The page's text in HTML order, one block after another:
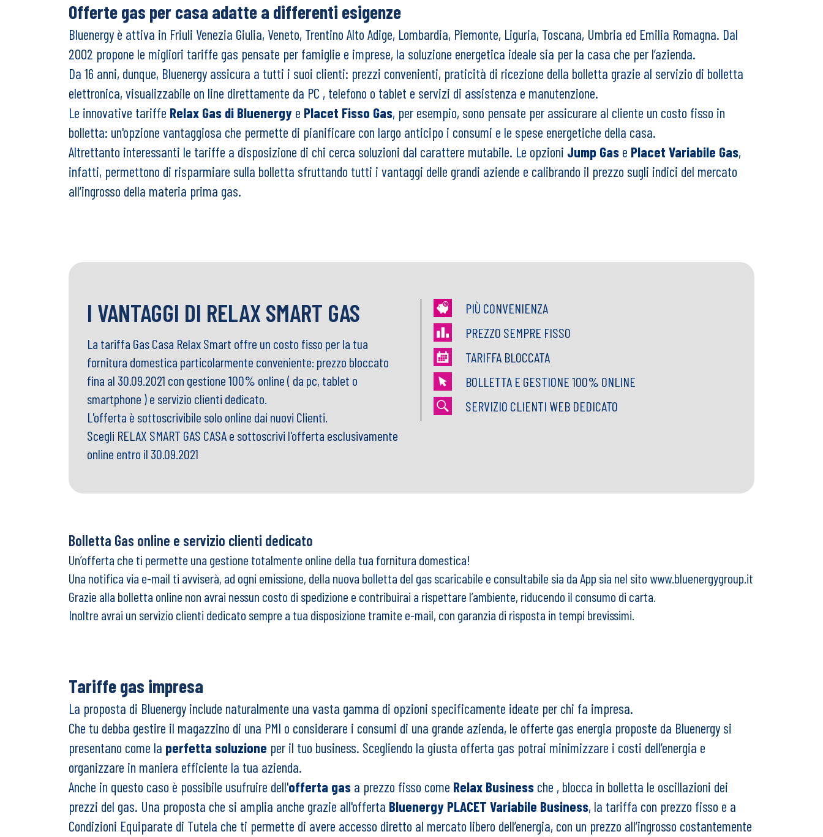
Offerte gas per casa adatte a differenti esigenze
Bluenergy è attiva in Friuli Venezia Giulia, Veneto, Trentino Alto Adige, Lombardia, Piemonte, Liguria, Toscana, Umbria ed Emilia Romagna. Dal
2002 propone le migliori tariffe gas pensate per famiglie e imprese, la soluzione energetica ideale sia per la casa che per l’azienda.
Da 16 anni, dunque, Bluenergy assicura a tutti i suoi clienti: prezzi convenienti, praticità di ricezione della bolletta grazie al servizio di bolletta
elettronica, visualizzabile on line direttamente da PC , telefono o tablet e servizi di assistenza e manutenzione.
Le innovative tariffe Relax Gas di Bluenergy e Placet Fisso Gas, per esempio, sono pensate per assicurare al cliente un costo fisso in
bolletta: un'opzione vantaggiosa che permette di pianificare con largo anticipo i consumi e le spese energetiche della casa.
Altrettanto interessanti le tariffe a disposizione di chi cerca soluzioni dal carattere mutabile. Le opzioni Jump Gas e Placet Variabile Gas,
infatti, permettono di risparmiare sulla bolletta sfruttando tutti i vantaggi delle grandi aziende e calibrando il prezzo sugli indici del mercato
all’ingrosso della materia prima gas.
I VANTAGGI DI RELAX SMART GAS
La tariffa Gas Casa Relax Smart offre un costo fisso per la tua
fornitura domestica particolarmente conveniente: prezzo bloccato
fina al 30.09.2021 con gestione 100% online ( da pc, tablet o
smartphone ) e servizio clienti dedicato.
L'offerta è sottoscrivibile solo online dai nuovi Clienti.
Scegli RELAX SMART GAS CASA e sottoscrivi l'offerta esclusivamente
online entro il 30.09.2021
PIÙ CONVENIENZA
PREZZO SEMPRE FISSO
TARIFFA BLOCCATA
BOLLETTA E GESTIONE 100% ONLINE
SERVIZIO CLIENTI WEB DEDICATO
Bolletta Gas online e servizio clienti dedicato
Un’offerta che ti permette una gestione totalmente online della tua fornitura domestica!
Una notifica via e-mail ti avviserà, ad ogni emissione, della nuova bolletta del gas scaricabile e consultabile sia da App sia nel sito www.bluenergygroup.it
Grazie alla bolletta online non avrai nessun costo di spedizione e contribuirai a rispettare l’ambiente, riducendo il consumo di carta.
Inoltre avrai un servizio clienti dedicato sempre a tua disposizione tramite e-mail, con garanzia di risposta in tempi brevissimi.
Tariffe gas impresa
La proposta di Bluenergy include naturalmente una vasta gamma di opzioni specificamente ideate per chi fa impresa.
Che tu debba gestire il magazzino di una PMI o considerare i consumi di una grande azienda, le offerte gas energia proposte da Bluenergy si
presentano come la perfetta soluzione per il tuo business. Scegliendo la giusta offerta gas potrai minimizzare i costi dell’energia e
organizzare in maniera efficiente la tua azienda.
Anche in questo caso è possibile usufruire dell'offerta gas a prezzo fisso come Relax Business che , blocca in bolletta le oscillazioni dei
prezzi del gas. Una proposta che si amplia anche grazie all'offerta Bluenergy PLACET Variabile Business, la tariffa con prezzo fisso e a
Condizioni Equiparate di Tutela che ti permette di avere accesso diretto al mercato libero dell’energia, con un prezzo all’ingrosso costantemente